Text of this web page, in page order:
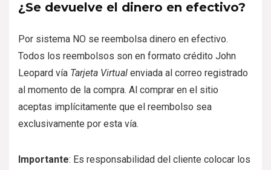
¿Se devuelve el dinero en efectivo?
Por sistema NO se reembolsa dinero en efectivo.
Todos los reembolsos son en formato crédito John
Leopard vía Tarjeta Virtual enviada al correo registrado
al momento de la compra. Al comprar en el sitio
aceptas implícitamente que el reembolso sea
exclusivamente por esta vía.
Importante: Es responsabilidad del cliente colocar los